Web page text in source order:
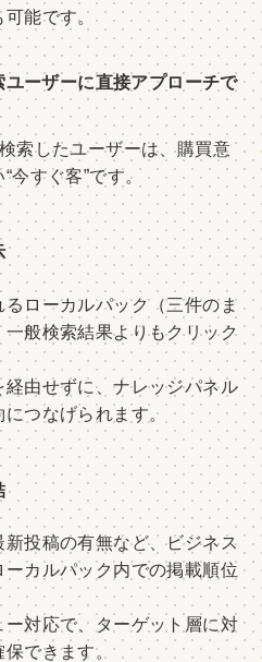
能です。
ーザーに直接アプローチで
索したユーザーは、購買意
今すぐ客”です。
ローカルパック（三件のま
般検索結果よりもクリック
由せずに、ナレッジパネル
つなげられます。
投稿の有無など、ビジネス
カルパック内での掲載順位
対応で、ターゲット層に対
保できます。